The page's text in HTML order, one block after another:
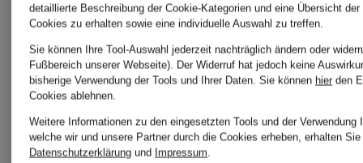
detaillierte Beschreibung der Cookie-Kategorien und eine Übersicht
Cookies zu erhalten sowie eine individuelle Auswahl zu treffen.
Sie können Ihre Tool-Auswahl jederzeit nachträglich ändern oder
Fußbereich unserer Webseite). Der Widerruf hat jedoch keine
bisherige Verwendung der Tools und Ihrer Daten. Sie können hier den
Cookies ablehnen.
Weitere Informationen zu den eingesetzten Tools und der Verwendung
welche wir und unsere Partner durch die Cookies erheben, erhalten
Datenschutzerklärung und Impressum.